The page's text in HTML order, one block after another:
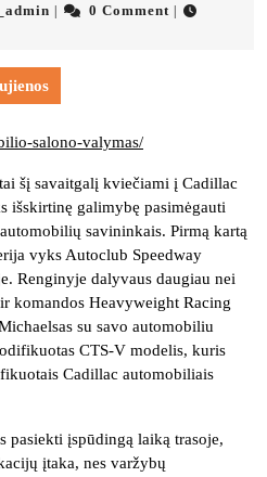
auto_admin
0 Comment
salono-valymas/
šį savaitgalį kviečiami į Cadillac
išskirtinę galimybę pasimėgauti
savininkais. Pirmą kartą
vyks Autoclub Speedway
Renginyje dalyvaus daugiau nei
komandos Heavyweight Racing
su savo automobiliu
CTS-V modelis, kuris
Cadillac automobiliais
pasiekti įspūdingą laiką trasoje,
įtaka, nes varžybų